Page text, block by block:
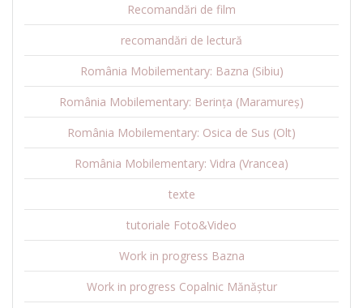
Recomandări de film
recomandări de lectură
România Mobilementary: Bazna (Sibiu)
România Mobilementary: Berința (Maramureș)
România Mobilementary: Osica de Sus (Olt)
România Mobilementary: Vidra (Vrancea)
texte
tutoriale Foto&Video
Work in progress Bazna
Work in progress Copalnic Mănăștur